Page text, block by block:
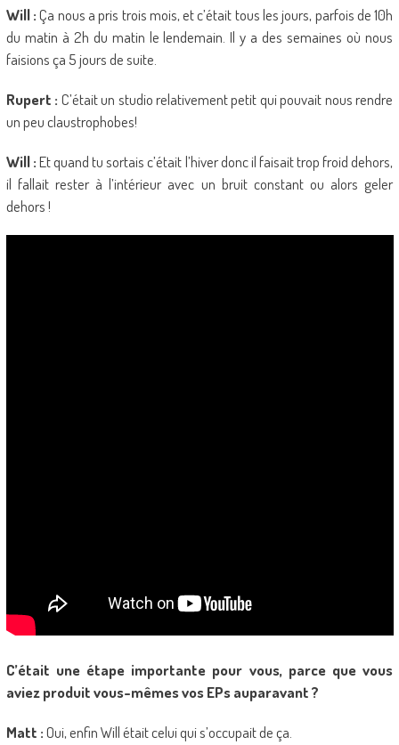
Will :Ça nous a pris trois mois, et c’était tous les jours, parfois de 10h
du matin à 2h du matin le lendemain. Il y a des semaines où nous
faisions ça 5 jours de suite.
Rupert : C’était un studio relativement petit qui pouvait nous rendre
un peu claustrophobes!
Will :Et quand tu sortais c’était l’hiver donc il faisait trop froid dehors,
il fallait rester à l’intérieur avec un bruit constant ou alors geler
dehors !
C’était une étape importante pour vous, parce que vous
aviez produit vous-mêmes vos EPs auparavant ?
Matt :Oui, enfin Will était celui qui s’occupait de ça.